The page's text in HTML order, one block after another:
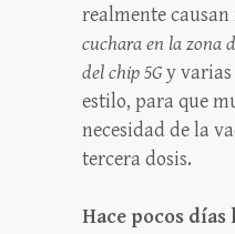
realmente causan
cuchara en la zona
del chip 5Gy varias
estilo, para que
necesidad de la
tercera dosis.
Hace pocos días